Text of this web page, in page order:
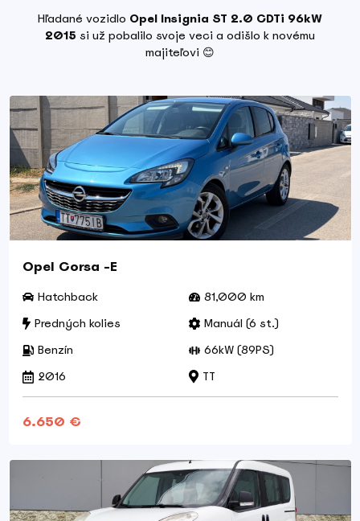
Hľadané vozidlo Opel Insignia ST 2.0 CDTi 96kW
2015 si už pobalilo svoje veci a odišlo k novému
majiteľovi 😊
Opel Corsa -E
Hatchback
81,000 km
Predných kolies
Manuál (6 st.)
Benzín
66kW (89PS)
2016
TT
6.650 €